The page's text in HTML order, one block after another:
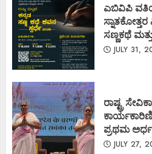
ಎಬಿವಿಪಿ
ಸಣ್ಣಕಥೆ
JULY 31,
ರಾಷ್ಟ್ರ
ಪ್ರಥಮ
JULY 27,